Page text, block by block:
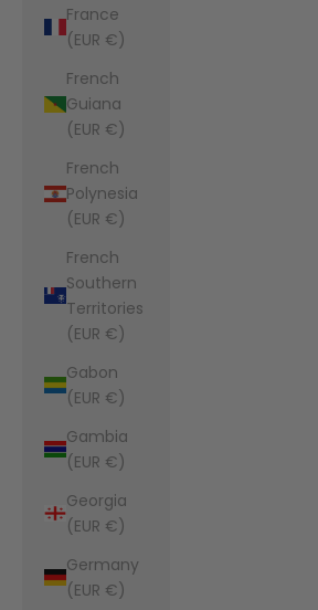
France
(EUR €)
French
Guiana
(EUR €)
French
Polynesia
(EUR €)
French
Southern
Territories
(EUR €)
Gabon
(EUR €)
Gambia
(EUR €)
Georgia
(EUR €)
Germany
(EUR €)